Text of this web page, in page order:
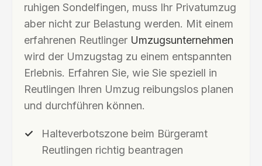
ruhigen Sondelfingen, muss Ihr Privatumzug
aber nicht zur Belastung werden. Mit einem
erfahrenen Reutlinger Umzugsunternehmen
wird der Umzugstag zu einem entspannten
Erlebnis. Erfahren Sie, wie Sie speziell in
Reutlingen Ihren Umzug reibungslos planen
und durchführen können.
Halteverbotszone beim Bürgeramt
Reutlingen richtig beantragen